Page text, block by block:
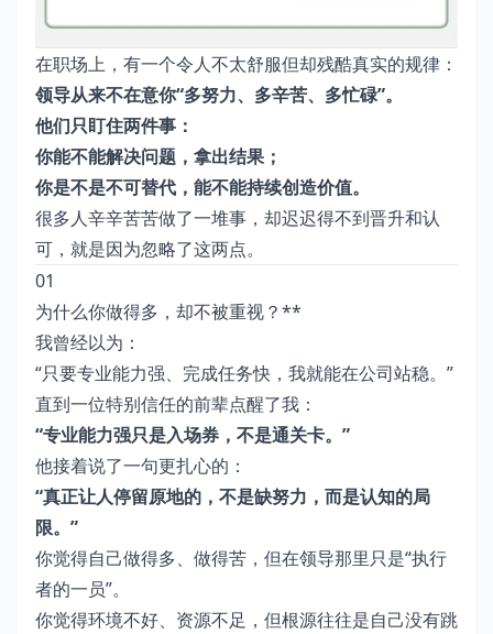
在职场上，有一个令人不太舒服但却残酷真实的规律：
领导从来不在意你“多努力、多辛苦、多忙碌”。
他们只盯住两件事：
你能不能解决问题，拿出结果；
你是不是不可替代，能不能持续创造价值。
很多人辛辛苦苦做了一堆事，却迟迟得不到晋升和认
可，就是因为忽略了这两点。
01
为什么你做得多，却不被重视？**
我曾经以为：
“只要专业能力强、完成任务快，我就能在公司站稳。”
直到一位特别信任的前辈点醒了我：
“专业能力强只是入场券，不是通关卡。”
他接着说了一句更扎心的：
“真正让人停留原地的，不是缺努力，而是认知的局
限。”
你觉得自己做得多、做得苦，但在领导那里只是“执行
者的一员”。
你觉得环境不好、资源不足，但根源往往是自己没有跳